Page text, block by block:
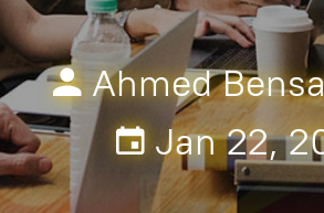
Ahmed
Jan 22,